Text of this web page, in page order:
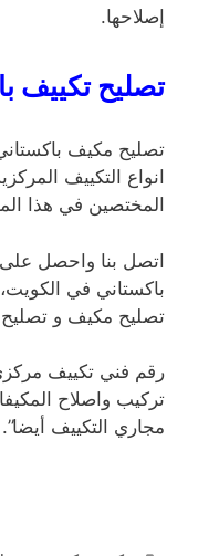
إصلاحها.
تصليح تكييف
تصليح مكيف
انواع التكييف
المختصين في هذا
اتصل بنا واحصل
باكستاني في
تصليح مكيف و تصليح
رقم فني تكييف
تركيب واصلاح
مجاري التكييف أيضا”.